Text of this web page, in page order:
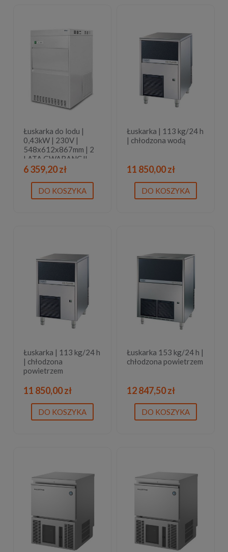
Łuskarka do lodu |
0,43kW | 230V |
548x612x867mm | 2
LATA GWARANCJI
6 359,20 zł
DO KOSZYKA
Łuskarka | 113 kg/24 h
| chłodzona wodą
11 850,00 zł
DO KOSZYKA
Łuskarka | 113 kg/24 h
| chłodzona
powietrzem
11 850,00 zł
DO KOSZYKA
Łuskarka 153 kg/24 h |
chłodzona powietrzem
12 847,50 zł
DO KOSZYKA